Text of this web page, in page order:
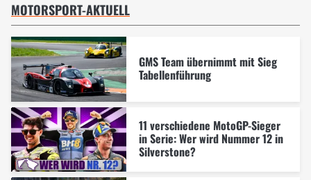
MOTORSPORT-AKTUELL
GMS Team übernimmt mit Sieg
Tabellenführung
11 verschiedene MotoGP-Sieger
in Serie: Wer wird Nummer 12 in
Silverstone?